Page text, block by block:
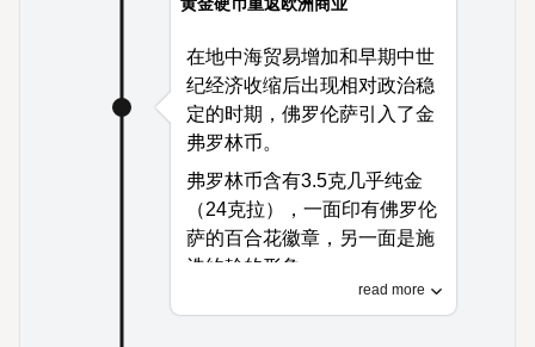
黄金硬币重返欧洲商业
在地中海贸易增加和早期中世
纪经济收缩后出现相对政治稳
定的时期，佛罗伦萨引入了金
弗罗林币。
弗罗林币含有3.5克几乎纯金
（24克拉），一面印有佛罗伦
萨的百合花徽章，另一面是施
洗约翰的形象。
read more